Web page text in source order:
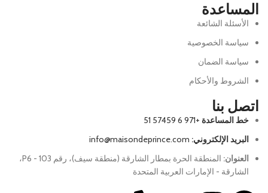
المساعدة
الأسئلة الشائعة
سياسة الخصوصية
سياسة الضمان
الشروط والأحكام
اتصل بنا
خط المساعدة +971 6 57459 51
البريد الإلكتروني:
العنوان:
المنطقة الحرة بمطار الشارقة (منطقة سيف)، رقم P6 - 103،
الشارقة - الإمارات العربية المتحدة